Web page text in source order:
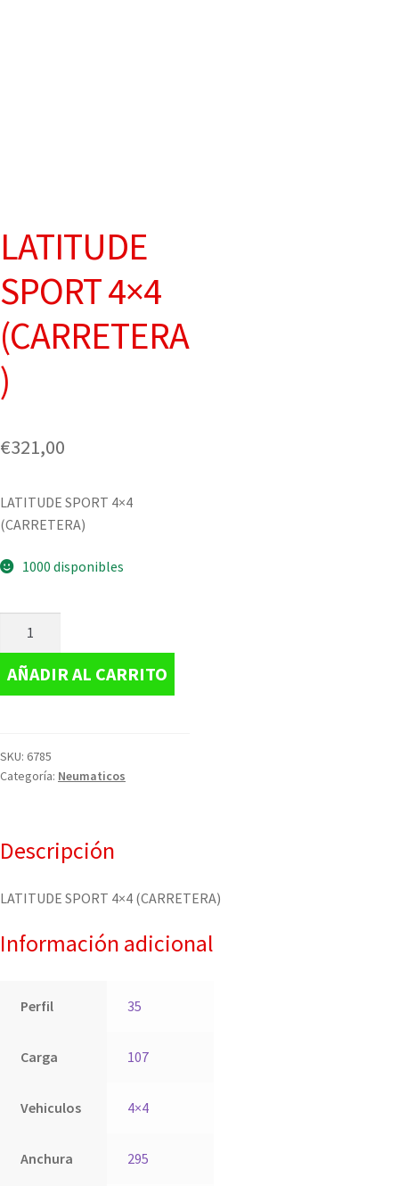
LATITUDE
SPORT 4×4
(CARRETERA
)
€321,00
LATITUDE SPORT 4×4
(CARRETERA)
1000 disponibles
AÑADIR AL CARRITO
SKU: 6785
Categoría: Neumaticos
Descripción
LATITUDE SPORT 4×4 (CARRETERA)
Información adicional
Perfil 35
Carga 107
Vehiculos 4×4
Anchura 295